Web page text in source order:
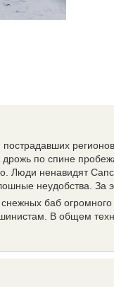
регионов
по спине
Люди ненавидят
неудобства. За
баб
В общем